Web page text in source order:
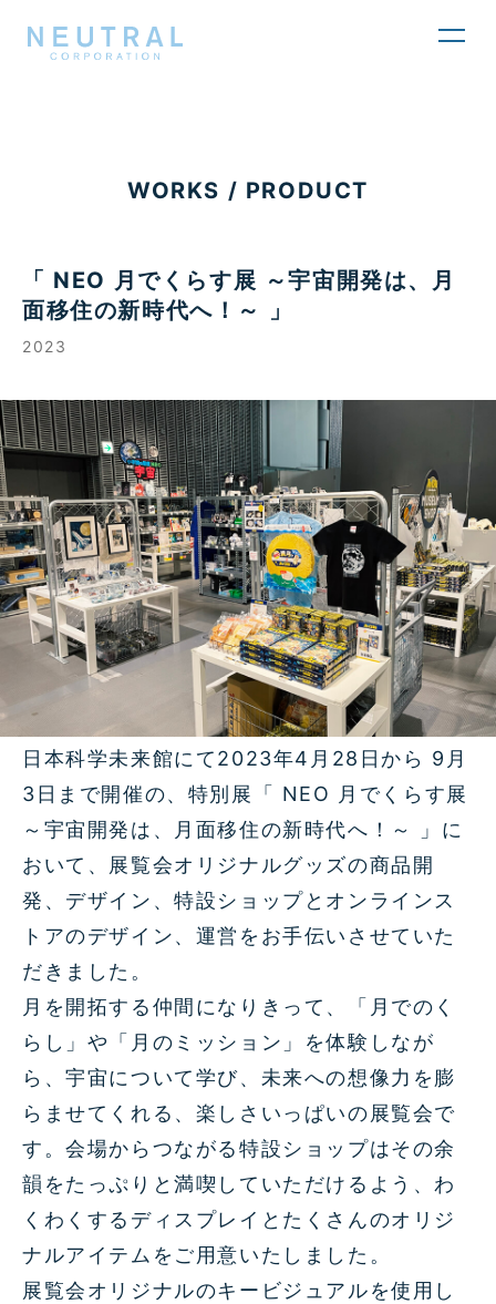
WORKS / PRODUCT
「 NEO 月でくらす展 ～宇宙開発は、月
面移住の新時代へ！～ 」
2023
日本科学未来館にて2023年4月28日から 9月
3日まで開催の、特別展「 NEO 月でくらす展
～宇宙開発は、月面移住の新時代へ！～ 」に
おいて、展覧会オリジナルグッズの商品開
発、デザイン、特設ショップとオンラインス
トアのデザイン、運営をお手伝いさせていた
だきました。
月を開拓する仲間になりきって、「月でのく
らし」や「月のミッション」を体験しなが
ら、宇宙について学び、未来への想像力を膨
らませてくれる、楽しさいっぱいの展覧会で
す。会場からつながる特設ショップはその余
韻をたっぷりと満喫していただけるよう、わ
くわくするディスプレイとたくさんのオリジ
ナルアイテムをご用意いたしました。
展覧会オリジナルのキービジュアルを使用し